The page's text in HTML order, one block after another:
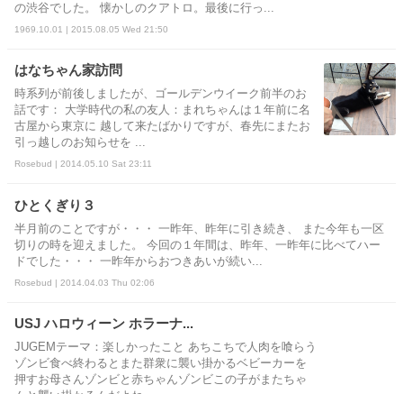
の渋谷でした。 懐かしのクアトロ。最後に行っ...
1969.10.01 | 2015.08.05 Wed 21:50
はなちゃん家訪問
時系列が前後しましたが、ゴールデンウイーク前半のお
話です： 大学時代の私の友人：まれちゃんは１年前に名
古屋から東京に 越して来たばかりですが、春先にまたお
引っ越しのお知らせを ...
Rosebud | 2014.05.10 Sat 23:11
ひとくぎり３
半月前のことですが・・・ 一昨年、昨年に引き続き、 また今年も一区
切りの時を迎えました。 今回の１年間は、昨年、一昨年に比べてハー
ドでした・・・ 一昨年からおつきあいが続い...
Rosebud | 2014.04.03 Thu 02:06
USJ ハロウィーン ホラーナ...
JUGEMテーマ：楽しかったこと あちこちで人肉を喰らう
ゾンビ食べ終わるとまた群衆に襲い掛かるベビーカーを
押すお母さんゾンビと赤ちゃんゾンビこの子がまたちゃ